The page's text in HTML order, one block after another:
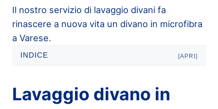
Il nostro servizio di lavaggio divani fa
rinascere a nuova vita un divano in microfibra
a Varese.
INDICE [APRI]
Lavaggio divano in